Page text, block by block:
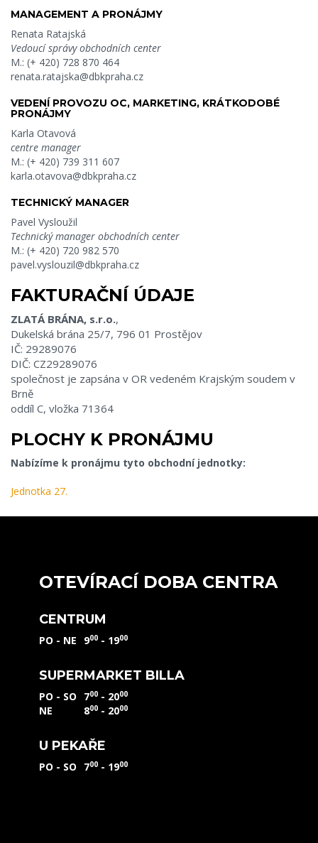
MANAGEMENT A PRONÁJMY
Renata Ratajská
Vedoucí správy obchodních center
M.: (+ 420) 728 870 464
renata.ratajska@dbkpraha.cz
VEDENÍ PROVOZU OC, MARKETING, KRÁTKODOBÉ
PRONÁJMY
Karla Otavová
centre manager
M.: (+ 420) 739 311 607
karla.otavova@dbkpraha.cz
TECHNICKÝ MANAGER
Pavel Vysloužil
Technický manager obchodních center
M.: (+ 420) 720 982 570
pavel.vyslouzil@dbkpraha.cz
FAKTURAČNÍ ÚDAJE
ZLATÁ BRÁNA, s.r.o.,
Dukelská brána 25/7, 796 01 Prostějov
IČ: 29289076
DIČ: CZ29289076
společnost je zapsána v OR vedeném Krajským soudem v
Brně
oddíl C, vložka 71364
PLOCHY K PRONÁJMU
Nabízíme k pronájmu tyto obchodní jednotky:
Jednotka 27.
OTEVÍRACÍ DOBA CENTRA
CENTRUM
PO - NE 900 - 1900
SUPERMARKET BILLA
PO - SO 700 - 2000
NE 800 - 2000
U PEKAŘE
PO - SO 700 - 1900